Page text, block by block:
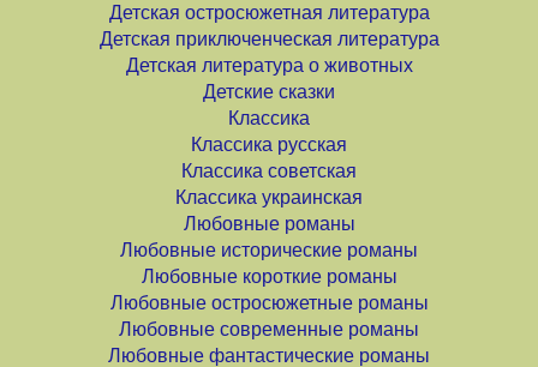
Детская остросюжетная литература
Детская приключенческая литература
Детская литература о животных
Детские сказки
Классика
Классика русская
Классика советская
Классика украинская
Любовные романы
Любовные исторические романы
Любовные короткие романы
Любовные остросюжетные романы
Любовные современные романы
Любовные фантастические романы